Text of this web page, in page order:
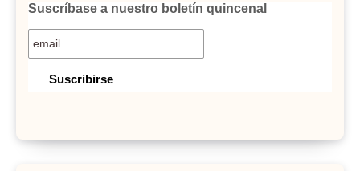
Suscríbase a nuestro boletín quincenal